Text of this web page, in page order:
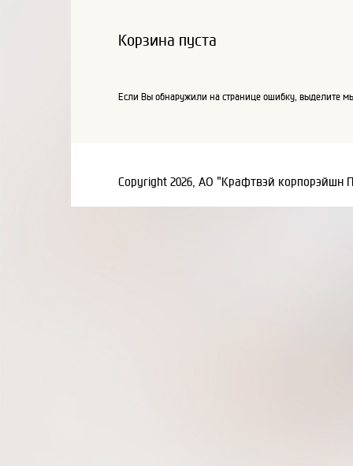
Корзина пуста
Если Вы обнаружили на странице ошибку, выделите
Copyright 2026, АО "Крафтвэй корпорэйшн